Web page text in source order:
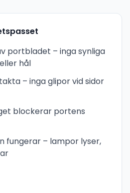
portbladet – inga synliga
hål
– inga glipor vid sidor
blockerar portens
fungerar – lampor lyser,